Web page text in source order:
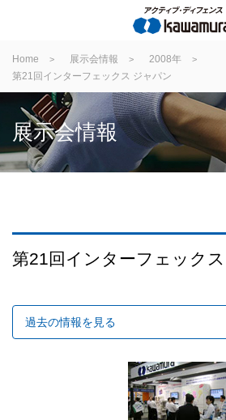
Home 展示会情報
2008年
第21回インターフェックス ジャパン
展示会情報
第21回インターフェック
過去の情報を見る